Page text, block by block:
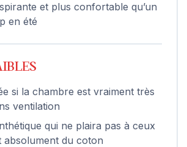
et plus confortable qu’un
en été
si la chambre est vraiment très
ventilation
qui ne plaira pas à ceux
absolument du coton